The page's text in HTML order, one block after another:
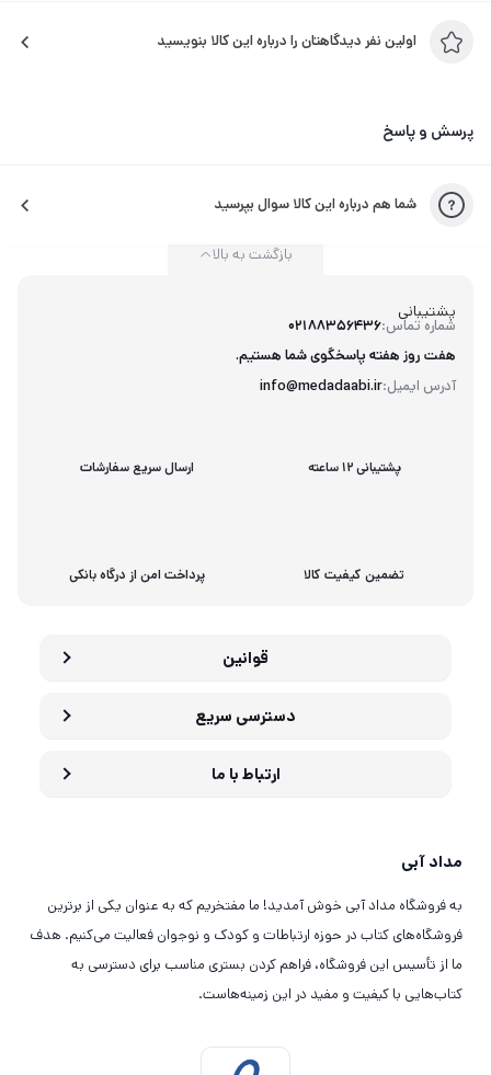
اولین نفر دیدگاهتان را درباره این کالا بنویسید
پرسش و پاسخ
شما هم درباره این کالا سوال بپرسید
پشتیبانی
شماره تماس:02188356436
آدرس ایمیل:info@medadaabi.ir
هفت روز هفته پاسخگوی شما هستیم.
بازگشت به بالا
پشتیبانی 12 ساعته ارسال سریع سفارشات
تضمین کیفیت کالا پرداخت امن از درگاه بانکی
قوانین
دسترسی سریع
ارتباط با ما
مداد آبی
به فروشگاه مداد آبی خوش آمدید! ما مفتخریم که به عنوان یکی از برترین
فروشگاه‌های کتاب در حوزه ارتباطات و کودک و نوجوان فعالیت می‌کنیم. هدف
ما از تأسیس این فروشگاه، فراهم کردن بستری مناسب برای دسترسی به
کتاب‌هایی با کیفیت و مفید در این زمینه‌هاست.